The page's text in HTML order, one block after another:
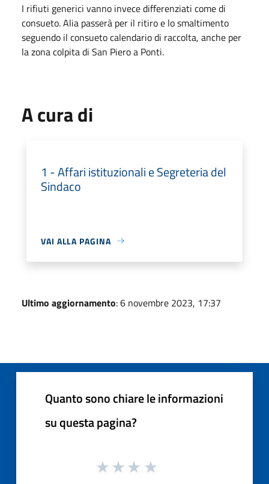
I rifiuti generici vanno invece differenziati come di
consueto. Alia passerà per il ritiro e lo smaltimento
seguendo il consueto calendario di raccolta, anche per
la zona colpita di San Piero a Ponti.
A cura di
1 - Affari istituzionali e Segreteria del
Sindaco
VAI ALLA PAGINA
Ultimo aggiornamento: 6 novembre 2023, 17:37
Quanto sono chiare le informazioni
su questa pagina?